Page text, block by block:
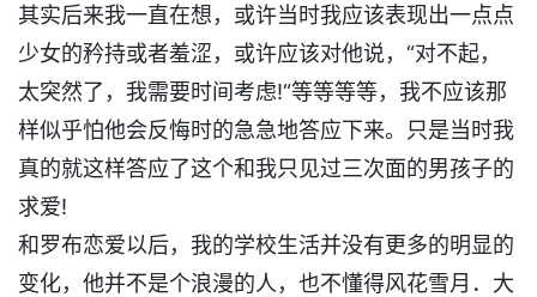
其实后来我一直在想，或许当时我应该表现出一点点
少女的矜持或者羞涩，或许应该对他说，“对不起，
太突然了，我需要时间考虑!“等等等等，我不应该那
样似乎怕他会反悔时的急急地答应下来。只是当时我
真的就这样答应了这个和我只见过三次面的男孩子的
求爱!
和罗布恋爱以后，我的学校生活并没有更多的明显的
变化，他并不是个浪漫的人，也不懂得风花雪月．大